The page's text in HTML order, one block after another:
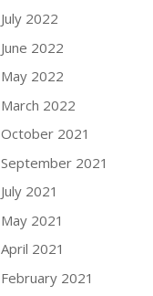
July 2022
June 2022
May 2022
March 2022
October 2021
September 2021
July 2021
May 2021
April 2021
February 2021